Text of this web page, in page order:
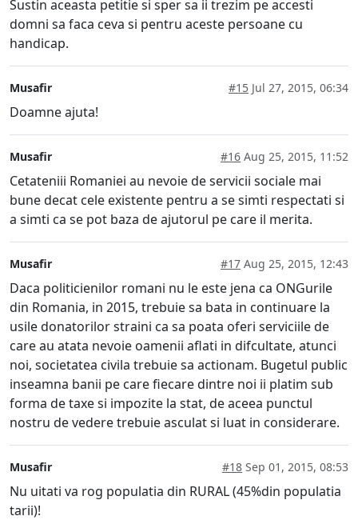
Sustin aceasta petitie si sper sa ii trezim pe accesti
domni sa faca ceva si pentru aceste persoane cu
handicap.
Musafir #15 Jul 27, 2015, 06:34
Doamne ajuta!
Musafir #16 Aug 25, 2015, 11:52
Cetateniii Romaniei au nevoie de servicii sociale mai
bune decat cele existente pentru a se simti respectati si
a simti ca se pot baza de ajutorul pe care il merita.
Musafir #17 Aug 25, 2015, 12:43
Daca politicienilor romani nu le este jena ca ONGurile
din Romania, in 2015, trebuie sa bata in continuare la
usile donatorilor straini ca sa poata oferi serviciile de
care au atata nevoie oamenii aflati in difcultate, atunci
noi, societatea civila trebuie sa actionam. Bugetul public
inseamna banii pe care fiecare dintre noi ii platim sub
forma de taxe si impozite la stat, de aceea punctul
nostru de vedere trebuie asculat si luat in considerare.
Musafir #18 Sep 01, 2015, 08:53
Nu uitati va rog populatia din RURAL (45%din populatia
tarii)!